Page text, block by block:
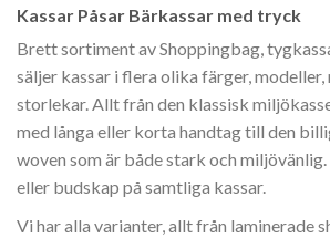
Kassar Påsar Bärkassar med tryck
Brett sortiment av Shoppingbag,
säljer kassar i flera olika färger, modeller,
storlekar. Allt från den klassisk
med långa eller korta handtag till den
woven som är både stark och
eller budskap på samtliga kassar.
Vi har alla varianter, allt från laminerade